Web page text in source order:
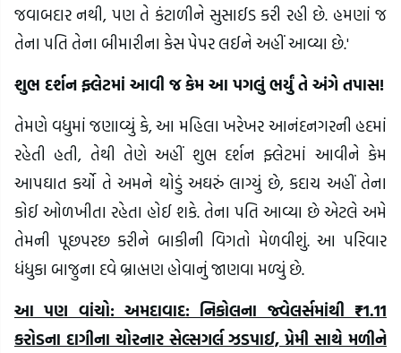
જવાબદાર નથી, પણ તે કંટાળીને સુસાઈડ કરી રહી છે. હમણાં જ
તેના પતિ તેના બીમારીના કેસ પેપર લઈને અહીં આવ્યા છે.'
શુભ દર્શન ફ્લેટમાં આવી જ કેમ આ પગલું ભર્યું તે અંગે તપાસ!
તેમણે વધુમાં જણાવ્યું કે, આ મહિલા ખરેખર આનંદનગરની હદમાં
રહેતી હતી, તેથી તેણે અહીં શુભ દર્શન ફ્લેટમાં આવીને કેમ
આપઘાત કર્યો તે અમને થોડું અઘરું લાગ્યું છે, કદાચ અહીં તેના
કોઈ ઓળખીતા રહેતા હોઈ શકે. તેના પતિ આવ્યા છે એટલે અમે
તેમની પૂછપરછ કરીને બાકીની વિગતો મેળવીશું. આ પરિવાર
ધંધુકા બાજુના દવે બ્રાહ્મણ હોવાનું જાણવા મળ્યું છે.
આ પણ વાંચો: અમદાવાદ: નિકોલના જ્વેલર્સમાંથી ₹1.11
કરોડના દાગીના ચોરનાર સેલ્સગર્લ ઝડપાઈ, પ્રેમી સાથે મળીને